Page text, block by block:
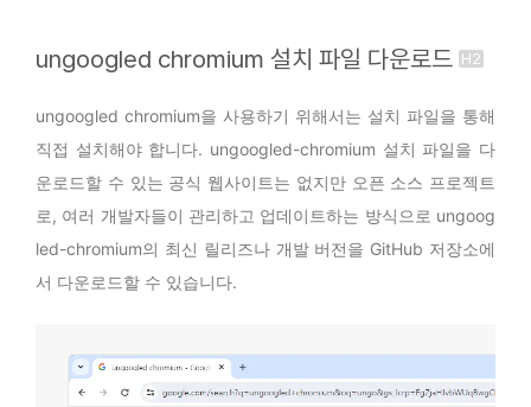
ungoogled chromium 설치 파일 다운로드
ungoogled chromium을 사용하기 위해서는 설치 파일을 통해
직접 설치해야 합니다. ungoogled-chromium 설치 파일을 다
운로드할 수 있는 공식 웹사이트는 없지만 오픈 소스 프로젝트
로, 여러 개발자들이 관리하고 업데이트하는 방식으로 ungoog
led-chromium의 최신 릴리즈나 개발 버전을 GitHub 저장소에
서 다운로드할 수 있습니다.